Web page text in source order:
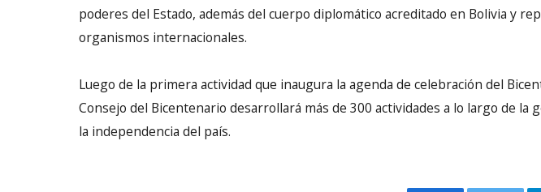
poderes del Estado, además del cuerpo diplomático acreditado en Bolivia y
organismos internacionales.
Luego de la primera actividad que inaugura la agenda de celebración del
Consejo del Bicentenario desarrollará más de 300 actividades a lo largo de la
la independencia del país.